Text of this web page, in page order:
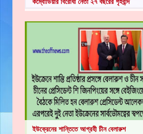
ইউক্রেনের শান্তিতে আগ্রহী চীন বেলারুশ